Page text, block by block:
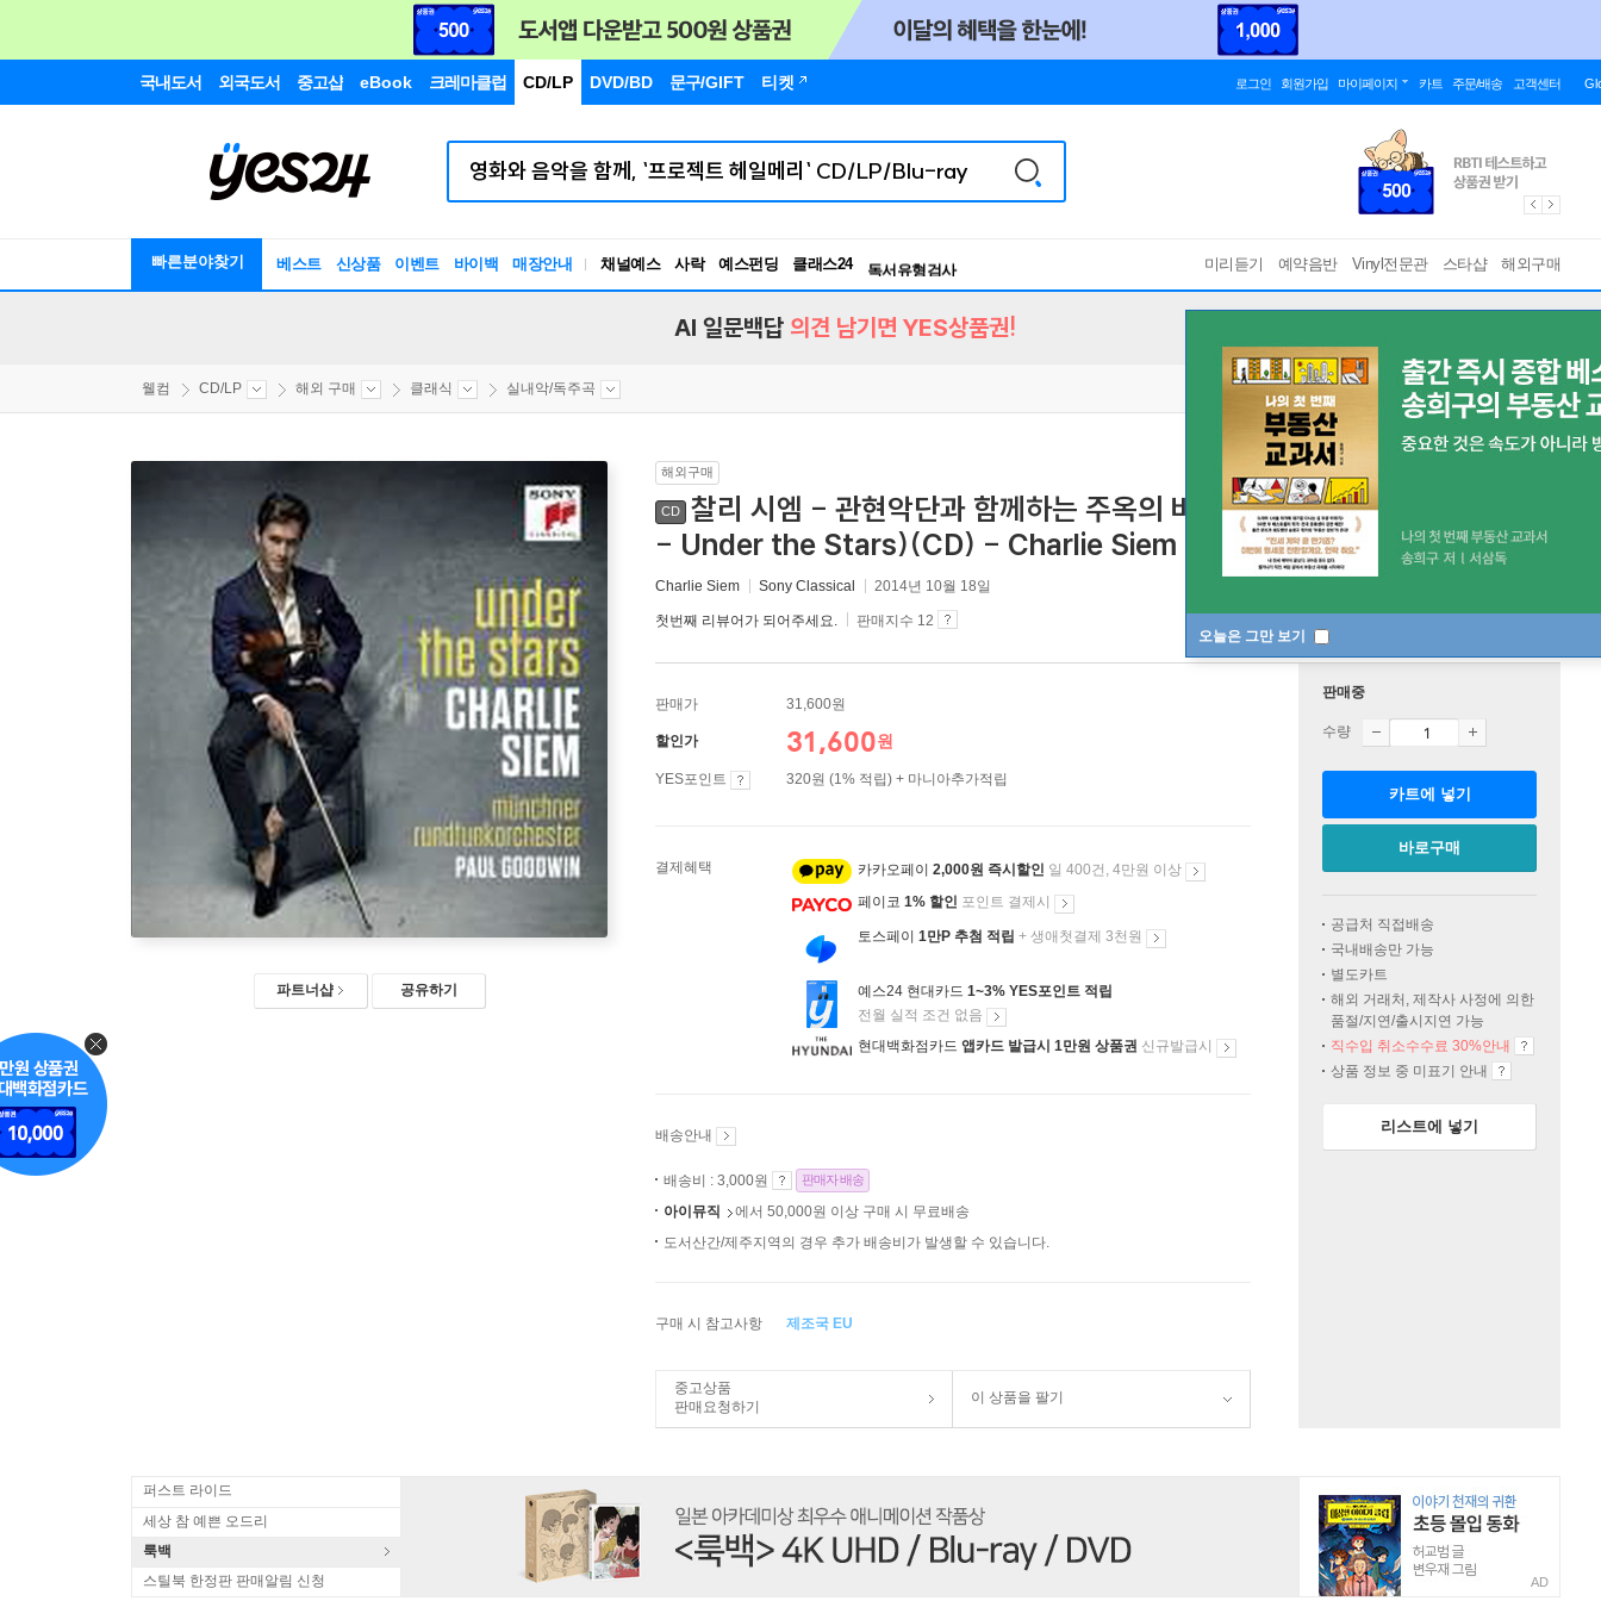
국내도서 외국도서 중고샵 eBook 크레마클럽 CD/LP DVD/BD 문구/GIFT 티켓 로그인 회원가입 마이페이지 카트 주문/배송 고객센터
빠른분야찾기 베스트 신상품 이벤트 바이백 매장안내 채널예스 사락 예스펀딩 클래스24
독서유형검사
RBTI Lab
미리듣기 예약음반 Vinyl전문관 스타샵 해외구매
오늘은 그만 보기
AI 일문백답 의견 남기면 YES상품권!
웰컴 CD/LP 해외 구매 클래식 실내악/독주곡
파트너샵 공유하기
해외구매
CD
찰리 시엠 - 관현악단과 함께하는 주옥의 바이올린 소곡집 (Charlie Siem
- Under the Stars)(CD) - Charlie Siem
Charlie Siem Sony Classical 2014년 10월 18일
첫번째 리뷰어가 되어주세요. 판매지수 12
판매가 31,600원
할인가 31,600원
YES포인트 320원 (1% 적립) + 마니아추가적립
결제혜택 카카오페이 2,000원 즉시할인 일 400건, 4만원 이상
페이코 1% 할인 포인트 결제시
토스페이 1만P 추첨 적립 + 생애첫결제 3천원
예스24 현대카드 1~3% YES포인트 적립
전월 실적 조건 없음
현대백화점카드 앱카드 발급시 1만원 상품권 신규발급시
배송안내
배송비 : 3,000원 판매자 배송
아이뮤직
에서 50,000원 이상 구매 시 무료배송
도서산간/제주지역의 경우 추가 배송비가 발생할 수 있습니다.
구매 시 참고사항 제조국 EU
중고상품
판매요청하기
이 상품을 팔기
판매중
수량
카트에 넣기
바로구매
공급처 직접배송
국내배송만 가능
별도카트
해외 거래처, 제작사 사정에 의한
품절/지연/출시지연 가능
직수입 취소수수료 30%안내
상품 정보 중 미표기 안내
리스트에 넣기
퍼스트 라이드
세상 참 예쁜 오드리
룩백
스틸북 한정판 판매알림 신청
AD